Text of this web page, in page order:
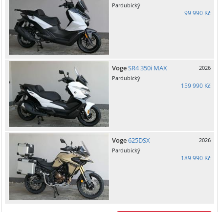
Pardubický
99 990 Kč
VogeSR4 350i MAX
2026
Pardubický
159 990 Kč
Voge625DSX
2026
Pardubický
189 990 Kč